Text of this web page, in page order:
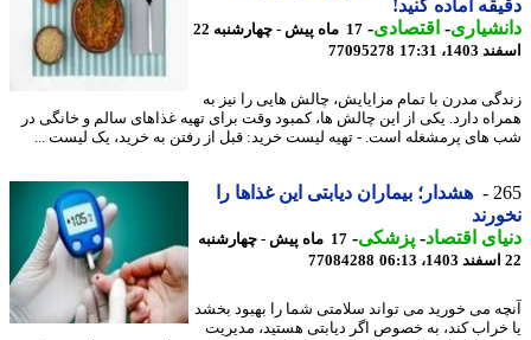
آماده کنید!
- اقتصادی-
17 ماه پیش - چهارشنبه 22
17:31
77095278
مدرن با تمام مزایایش، چالش هایی را نیز به
دارد. یکی از این چالش ها، کمبود وقت برای تهیه غذاهای سالم و خانگی در
پرمشغله است. - تهیه لیست خرید: قبل از رفتن به خرید، یک لیست ...
هشدار؛ بیماران دیابتی این غذاها را
اقتصاد-پزشکی-
17 ماه پیش - چهارشنبه
77084288
می خورید می تواند سلامتی شما را بهبود بخشد
کند، به خصوص اگر دیابتی هستید، مدیریت